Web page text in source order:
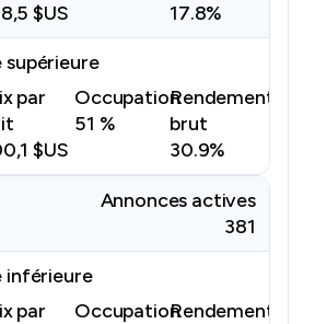
$US
17.8%
par
$US
Occupation
51 %
Rendement
brut
30.9%
Annonces actives
381
inférieure
par
OccupationRendement